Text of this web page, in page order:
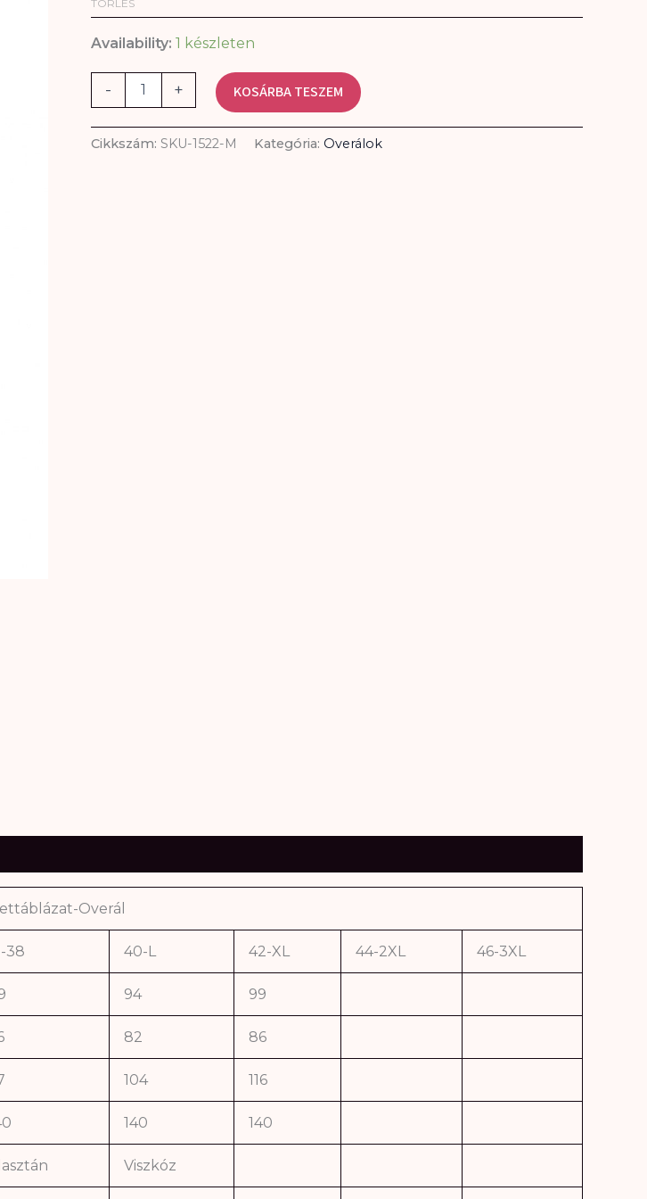
TÖRLÉS
Availability: 1 készleten
- + KOSÁRBA TESZEM
Cikkszám: SKU-1522-M Kategória: Overálok
Overál
38 40-L 42-XL 44-2XL 46-3XL
94 99
82 86
104 116
140 140
Viszkóz